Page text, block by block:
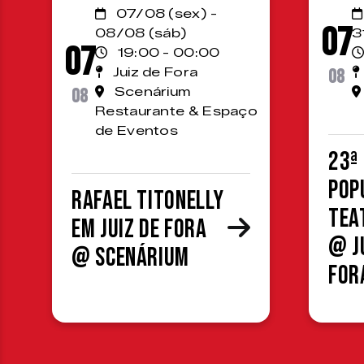
07
08
07/08 (sex) -
08/08 (sáb)
19:00 - 00:00
Juiz de Fora
Scenárium
Restaurante & Espaço
de Eventos
Rafael Titonelly
em Juiz de Fora
@ Scenárium
07
08
@